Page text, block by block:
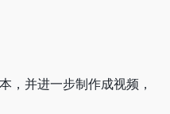
，并进一步制作成视频，